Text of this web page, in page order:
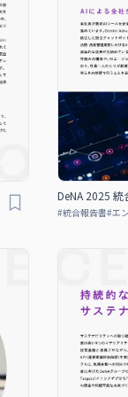
DeNA 2025
#統合報告書#エ